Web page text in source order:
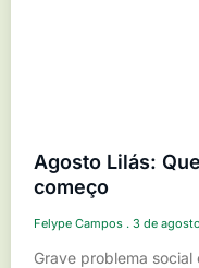
Agosto Lilás:
começo
Felype Campos 3 de
Grave problema